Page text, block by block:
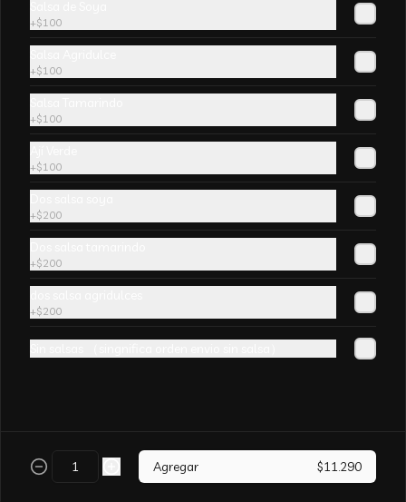
Arroz salteado con algas chinas,
champiñones y surtido de verduras. sin
Arroz Chaufán CURRY
+$100
+$100
+$100
+$100
+$200
+$200
+$200
Agregar $11.290